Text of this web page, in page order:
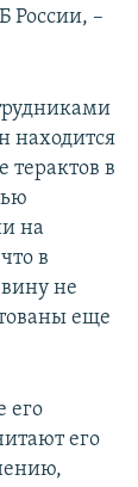
России, –
находится
терактов в
на
в
не
еще
его
его